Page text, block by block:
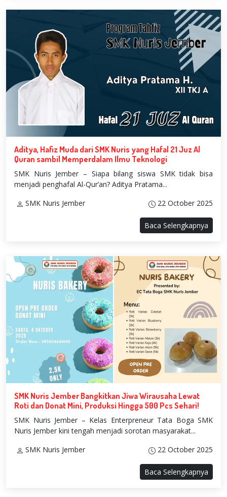
Aditya, Hafiz Muda dari SMK Nuris yang Hafal 21 Juz Al
Quran sambil Memperdalam Ilmu Teknologi
SMK Nuris Jember – Siapa bilang siswa SMK tidak bisa
menjadi penghafal Al-Qur’an? Aditya Pratama...
SMK Nuris Jember
22 October 2025
Baca Selengkapnya
SMK Nuris Jember Bangkitkan Jiwa Wirausaha Lewat
Roti dan Donat Mini, Produksi Hingga 500 Pcs Sehari!
SMK Nuris Jember – Kelas Enterpreneur Tata Boga SMK
Nuris Jember kini tengah menjadi sorotan masyarakat...
SMK Nuris Jember
22 October 2025
Baca Selengkapnya